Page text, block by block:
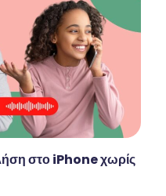
στο iPhone χωρίς